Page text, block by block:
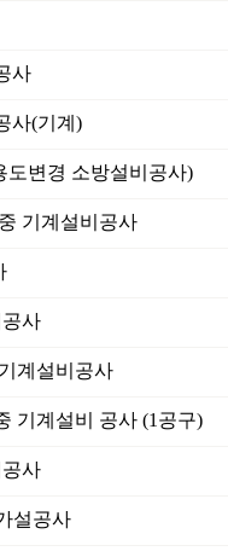
사
사(기계)
도변경 소방설비공사)
기계설비공사
사
계설비공사
기계설비 공사 (1공구)
사
설공사